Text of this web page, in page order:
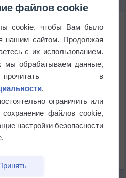
замерзать
морские волны тепла
повлияло на ареал обитания
6 августа
файлов cookie
cookie, чтобы Вам было
нашим сайтом. Продолжая
с их использованием.
мы обрабатываем данные,
в
.
ограничить или
сохранение файлов cookie,
настройки безопасности